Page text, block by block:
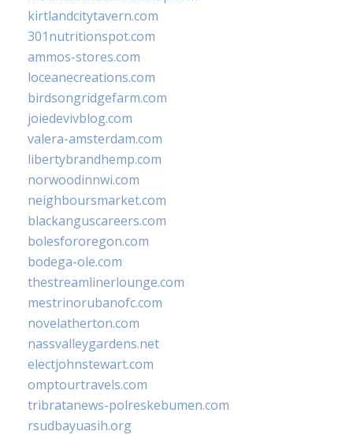
kirtlandcitytavern.com
301nutritionspot.com
ammos-stores.com
loceanecreations.com
birdsongridgefarm.com
joiedevivblog.com
valera-amsterdam.com
libertybrandhemp.com
norwoodinnwi.com
neighboursmarket.com
blackanguscareers.com
bolesfororegon.com
bodega-ole.com
thestreamlinerlounge.com
mestrinorubanofc.com
novelatherton.com
nassvalleygardens.net
electjohnstewart.com
omptourtravels.com
tribratanews-polreskebumen.com
rsudbayuasih.org